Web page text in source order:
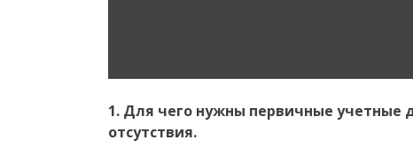
1. Для чего нужны первичные учетные
отсутствия.